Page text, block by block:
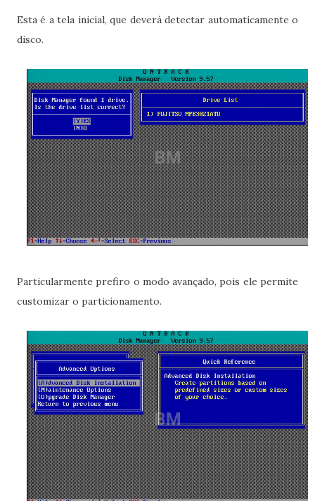
Esta é a tela inicial, que deverá detectar automaticamente o
disco.
Particularmente prefiro o modo avançado, pois ele permite
customizar o particionamento.